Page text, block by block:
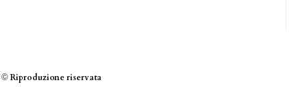
© Riproduzione riservata